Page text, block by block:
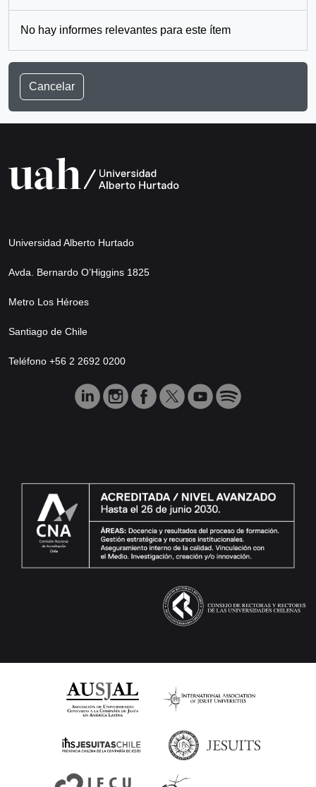
No hay informes relevantes para este ítem
Cancelar
Universidad Alberto Hurtado
Avda. Bernardo O’Higgins 1825
Metro Los Héroes
Santiago de Chile
Teléfono +56 2 2692 0200